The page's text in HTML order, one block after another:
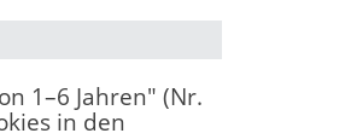
1–6 Jahren" (Nr.
in den